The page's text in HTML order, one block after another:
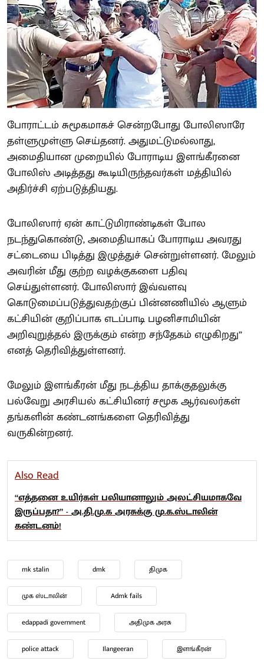
போராட்டம் சுமூகமாகச் சென்றபோது போலிஸாரே
தள்ளுமுள்ளு செய்தனர். அதுமட்டுமல்லாது,
அமைதியான முறையில் போராடிய இளங்கீரனை
போலிஸ் அடித்தது கூடியிருந்தவர்கள் மத்தியில்
அதிர்ச்சி ஏற்படுத்தியது.
போலிஸார் ஏன் காட்டுமிராண்டிகள் போல
நடந்துகொண்டு, அமைதியாகப் போராடிய அவரது
சட்டையை பிடித்து இழுத்துச் சென்றுள்ளனர். மேலும்
அவரின் மீது குற்ற வழக்குகளை பதிவு
செய்துள்ளனர். போலிஸார் இவ்வளவு
கொடுமைப்படுத்துவதற்குப் பின்னணியில் ஆளும்
கட்சியின் குறிப்பாக எடப்பாடி பழனிசாமியின்
அறிவுறுத்தல் இருக்கும் என்ற சந்தேகம் எழுகிறது”
எனத் தெரிவித்துள்ளனர்.
மேலும் இளங்கீரன் மீது நடத்திய தாக்குதலுக்கு
பல்வேறு அரசியல் கட்சியினர் சமூக ஆர்வலர்கள்
தங்களின் கண்டனங்களை தெரிவித்து
வருகின்றனர்.
Also Read
“எத்தனை உயிர்கள் பலியானாலும் அலட்சியமாகவே
இருப்பதா?” - அ.தி.மு.க அரசுக்கு மு.க.ஸ்டாலின்
கண்டனம்!
mk stalin dmk திமுக
முக ஸ்டாலின் Admk fails
edappadi government அதிமுக அரசு
police attack Ilangeeran இளங்கீரன்